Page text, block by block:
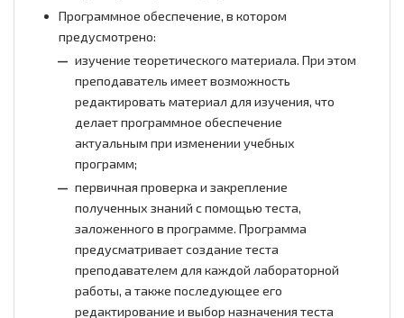
Программное обеспечение, в котором
предусмотрено:
изучение теоретического материала. При этом
преподаватель имеет возможность
редактировать материал для изучения, что
делает программное обеспечение
актуальным при изменении учебных
программ;
первичная проверка и закрепление
полученных знаний с помощью теста,
заложенного в программе. Программа
предусматривает создание теста
преподавателем для каждой лабораторной
работы, а также последующее его
редактирование и выбор назначения теста